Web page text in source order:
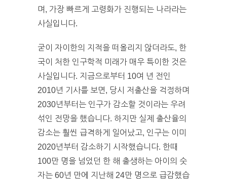
며, 가장 빠르게 고령화가 진행되는 나라라는
사실입니다.
굳이 자이한의 지적을 떠올리지 않더라도, 한
국이 처한 인구학적 미래가 매우 특이한 것은
사실입니다. 지금으로부터 10여 년 전인
2010년 기사를 보면, 당시 저출산을 걱정하며
2030년부터는 인구가 감소할 것이라는 우려
섞인 전망을 했습니다. 하지만 실제 출산율의
감소는 훨씬 급격하게 일어났고, 인구는 이미
2020년부터 감소하기 시작했습니다. 한때
100만 명을 넘었던 한 해 출생하는 아이의 숫
자는 60년 만에 지난해 24만 명으로 급감했습